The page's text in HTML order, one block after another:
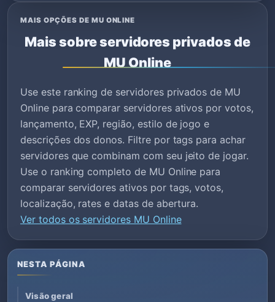
MAIS OPÇÕES DE MU ONLINE
Mais sobre servidores privados de
MU Online
Use este ranking de servidores privados de MU
Online para comparar servidores ativos por votos,
lançamento, EXP, região, estilo de jogo e
descrições dos donos. Filtre por tags para achar
servidores que combinam com seu jeito de jogar.
Use o ranking completo de MU Online para
comparar servidores ativos por tags, votos,
localização, rates e datas de abertura.
Ver todos os servidores MU Online
NESTA PÁGINA
Visão geral